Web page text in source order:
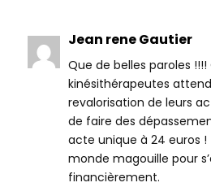
Jean rene Gautier
Que de belles paroles !!!!
kinésithérapeutes
revalorisation de leurs
de faire des
acte unique à 24 euros
monde magouille pour
financièrement.